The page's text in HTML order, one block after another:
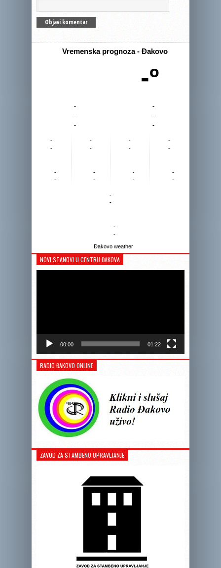
Vremenska prognoza - Đakovo
-º
-
-
-
-
-
-
-
-
-
-
-
-
-
-
-
-
-
-
-
-
-
-
-
-
-
-
Đakovo weather
NOVI STANOVI U CENTRU ĐAKOVA
00:00 01:22
RADIO ĐAKOVO ONLINE
ZAVOD ZA STAMBENO UPRAVLJANJE